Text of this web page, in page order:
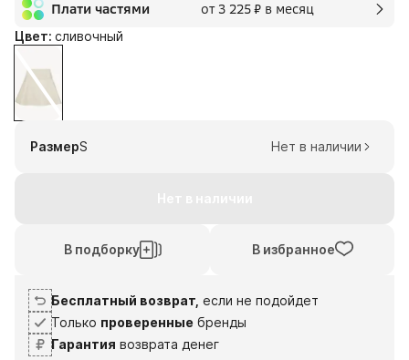
Плати частями от 3 225⁠ ⁠₽ в месяц
2 мес.
без переплат и комиссии
1
авг сен
сен
Цвет: сливочный
РазмерS Нет в наличии
В подборку В избранное
Бесплатный возврат, если не подойдет
Только проверенные бренды
Гарантия возврата денег